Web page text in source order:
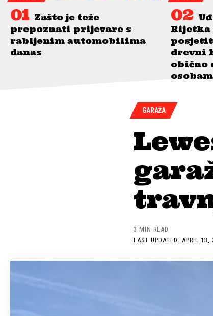
Zašto je teže
prepoznati prijevare s
rabljenim automobilima
danas
drevni
obično
GARAŽA
LAST UPDATED: APRIL
3 MIN READ